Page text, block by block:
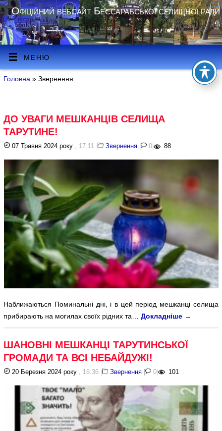
Офіційний вебсайт Бессарабської селищної ради
МЕНЮ
Головна » Звернення
ДО УВАГИ МЕШКАНЦІВ СЕЛИЩА
ТАРУТИНЕ!
07 Травня 2024 року , 17:11 | Звернення | 0 | 88
Наближаються Поминальні дні, і в цей період мешканці селища
прибирають на могилах своїх рідних та…Докладніше →
ШАНОВНІ МЕШКАНЦІ ТАРУТИНСЬКОЇ
ГРОМАДИ ТА ВСІ НЕБАЙДУЖІ!
20 Березня 2024 року , 16:36 | Звернення | 0| 101